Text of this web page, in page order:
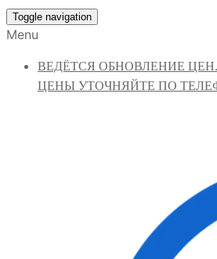
Toggle navigation
Menu
ВЕДЁТСЯ ОБНОВЛЕНИЕ
ЦЕНЫ УТОЧНЯЙТЕ ПО